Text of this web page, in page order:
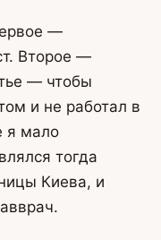
—
Второе —
— чтобы
и не работал в
я мало
тогда
Киева, и